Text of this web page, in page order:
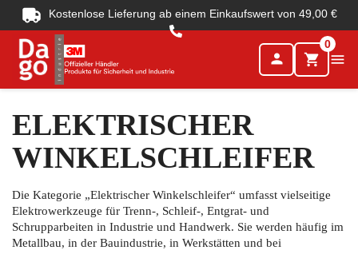
Kostenlose Lieferung ab einem Einkaufswert von 49,00 €
person shopping_cart
0

ELEKTRISCHER
WINKELSCHLEIFER
Die Kategorie „Elektrischer Winkelschleifer“ umfasst vielseitige
Elektrowerkzeuge für Trenn-, Schleif-, Entgrat- und
Schrupparbeiten in Industrie und Handwerk. Sie werden häufig im
Metallbau, in der Bauindustrie, in Werkstätten und bei